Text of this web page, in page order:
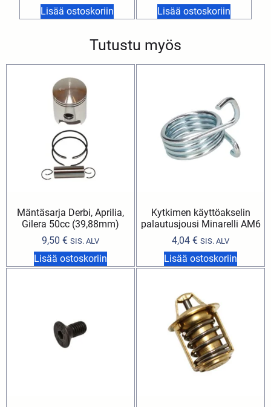
Lisää ostoskoriin Lisää ostoskoriin
Tutustu myös
Mäntäsarja Derbi, Aprilia,
Gilera 50cc (39,88mm)
9,50 € SIS. ALV
Lisää ostoskoriin
Kytkimen käyttöakselin
palautusjousi Minarelli AM6
4,04 € SIS. ALV
Lisää ostoskoriin